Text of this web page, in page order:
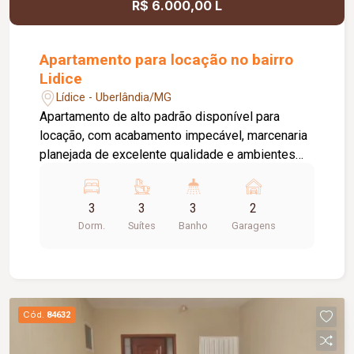
R$ 6.000,00 L
Apartamento para locação no bairro
Lidice
Lídice - Uberlândia/MG
Apartamento de alto padrão disponível para
locação, com acabamento impecável, marcenaria
planejada de excelente qualidade e ambientes
imóvel pensado para oferecer conforto,
funcionalidade e sofisticação em cada detalhe. O
apartamento conta com sala integrada à cozinha,
dormitórios possuem armários planejados,
cabeceiras para as camas e bancadas, além de
espelhos instalados. A suíte principal dispõe de
3
Dorm.
3
Suítes
3
Banho
2
Garagens
Cód. 84632